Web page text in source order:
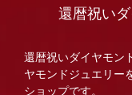
還暦祝い
還暦祝いダイヤモン
ヤモンドジュエリー
ショップです。